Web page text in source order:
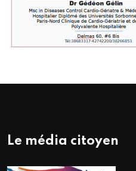
Le média citoyen